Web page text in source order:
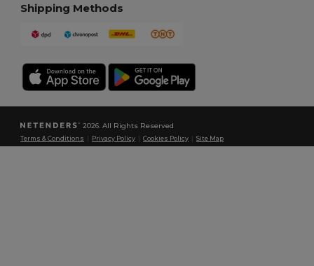
Shipping Methods
2026. All Rights Reserved
Terms & Conditions Privacy Policy |Cookies Policy |Site Map